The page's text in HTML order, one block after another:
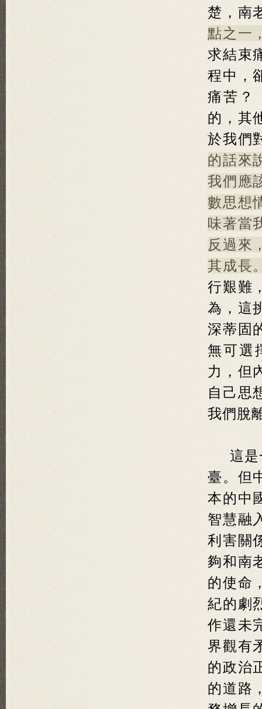
楚，南
點之一
求結束
程中，
痛苦？
的，其
於我們
的話來
我們應
數思想
味著當
反過來
其成長
行艱難
為，這
深蒂固
無可選
力，但
自己思
我們脫
這
臺。但
本的中
智慧融
利害關
夠和南
的使命
紀的劇
作還未
界觀有
的政治
的道路